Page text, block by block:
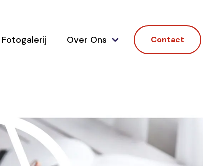
Fotogalerij Over Ons Contact